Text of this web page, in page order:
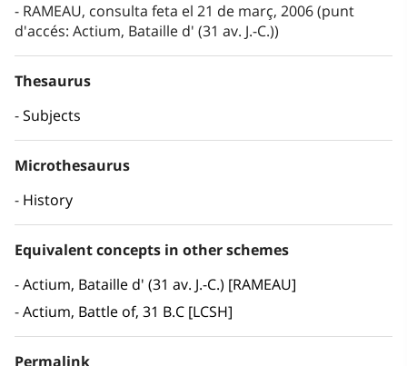
RAMEAU, consulta feta el 21 de març, 2006 (punt
d'accés: Actium, Bataille d' (31 av. J.-C.))
Thesaurus
Subjects
Microthesaurus
History
Equivalent concepts in other schemes
Actium, Bataille d' (31 av. J.-C.) [RAMEAU]
Actium, Battle of, 31 B.C [LCSH]
Permalink